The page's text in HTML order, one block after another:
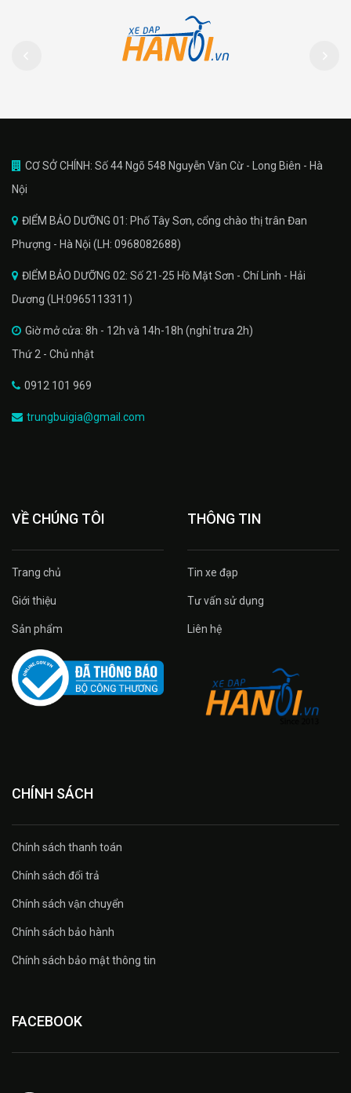
CƠ SỞ CHÍNH: Số 44 Ngõ 548 Nguyễn Văn Cừ - Long Biên - Hà
Nội
ĐIỂM BẢO DƯỠNG 01: Phố Tây Sơn, cổng chào thị trân Đan
Phượng - Hà Nội (LH: 0968082688)
ĐIỂM BẢO DƯỠNG 02: Số 21-25 Hồ Mặt Sơn - Chí Linh - Hải
Dương (LH:0965113311)
Giờ mở cửa: 8h - 12h và 14h-18h (nghỉ trưa 2h)
Thứ 2 - Chủ nhật
0912 101 969
trungbuigia@gmail.com
VỀ CHÚNG TÔI
Trang chủ
Giới thiệu
Sản phẩm
THÔNG TIN
Tin xe đạp
Tư vấn sử dụng
Liên hệ
CHÍNH SÁCH
Chính sách thanh toán
Chính sách đổi trả
Chính sách vận chuyển
Chính sách bảo hành
Chính sách bảo mật thông tin
FACEBOOK